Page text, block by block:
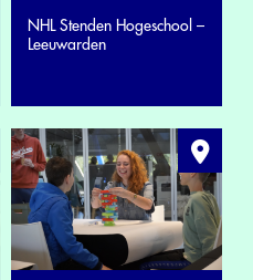
NHL Stenden Hogeschool –
Leeuwarden